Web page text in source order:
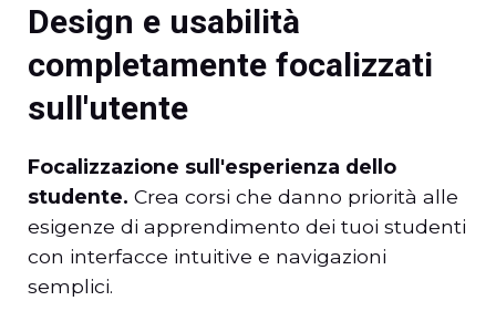
Design e usabilità
completamente focalizzati
sull'utente
Focalizzazione sull'esperienza dello
studente. Crea corsi che danno priorità alle
esigenze di apprendimento dei tuoi studenti
con interfacce intuitive e navigazioni
semplici.